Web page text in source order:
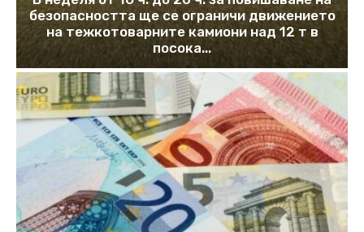
безопасността ще се ограничи движението
на тежкотоварните камиони над 12 т в
посока...